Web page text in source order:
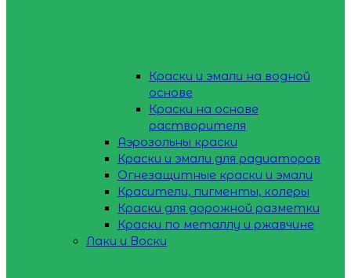
Краски и эмали на водной
основе
Краски на основе
растворителя
Аэрозольны краски
Краски и эмали для радиаторов
Огнезащитные краски и эмали
Красители, пигменты, колеры
Краски для дорожной разметки
Краски по металлу и ржавчине
Лаки и Воски